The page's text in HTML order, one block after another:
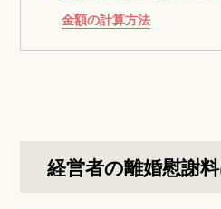
金額の計算方法
経営者の離婚慰謝